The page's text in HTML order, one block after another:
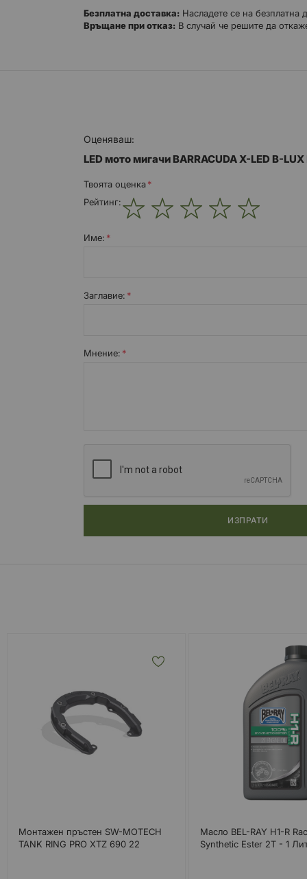
Безплатна доставка: Насладете се на безплатна
Връщане при отказ: В случай че решите да
Оценяваш:
LED мото мигачи BARRACUDA X-LED B-LUX
Твоята оценка
Рейтинг:
Име:
Заглавиe:
Мнение:
ИЗПРАТИ
Монтажен пръстен SW-MOTECH
TANK RING PRO XTZ 690 22
Масло BEL-RAY H1-R
Synthetic Ester 2T - 1